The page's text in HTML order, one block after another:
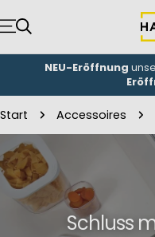
Inhalt
springen
NEU-Eröffnung
Start Accessoires
Schluss